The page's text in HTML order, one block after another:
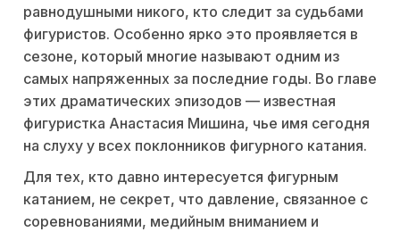
равнодушными никого, кто следит за судьбами
фигуристов. Особенно ярко это проявляется в
сезоне, который многие называют одним из
самых напряженных за последние годы. Во главе
этих драматических эпизодов — известная
фигуристка Анастасия Мишина, чье имя сегодня
на слуху у всех поклонников фигурного катания.
Для тех, кто давно интересуется фигурным
катанием, не секрет, что давление, связанное с
соревнованиями, медийным вниманием и